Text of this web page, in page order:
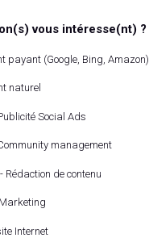
vous intéresse(nt) ?
payant (Google, Bing, Amazon)
naturel
Social Ads
management
Rédaction de contenu
Internet